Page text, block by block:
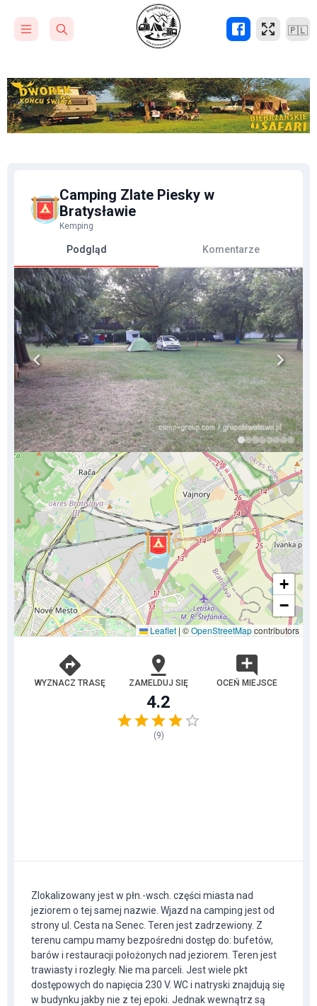
🇵🇱
Camping Zlate Piesky w
Bratysławie
Kemping
Podgląd Komentarze
+
−
Leaflet | ©OpenStreetMapcontributors
WYZNACZ TRASĘ ZAMELDUJ SIĘ OCEŃ MIEJSCE
4.2
(9)
Zlokalizowany jest w płn.-wsch. części miasta nad
jeziorem o tej samej nazwie. Wjazd na camping jest od
strony ul. Cesta na Senec. Teren jest zadrzewiony. Z
terenu campu mamy bezpośredni dostęp do: bufetów,
barów i restauracji położonych nad jeziorem. Teren jest
trawiasty i rozległy. Nie ma parceli. Jest wiele pkt
dostępowych do napięcia 230 V. WC i natryski znajdują się
w budynku jakby nie z tej epoki. Jednak wewnątrz są